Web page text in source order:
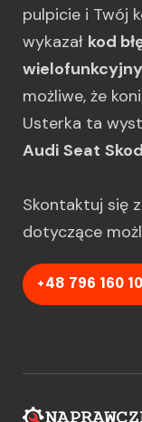
pulpicie i Twój
wykazał kod
możliwe, że
Usterka ta
Audi Seat
Skontaktuj się
dotyczące
+48 796 160